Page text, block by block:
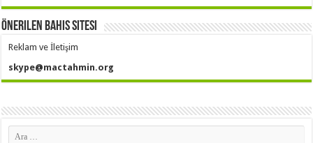
Önerilen Bahis Sitesi
Reklam ve İletişim
skype@mactahmin.org